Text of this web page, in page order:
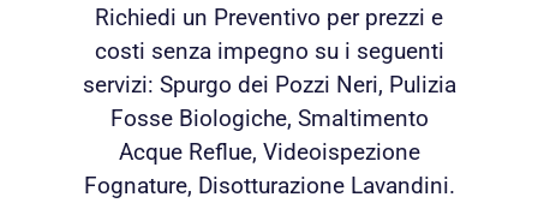
Richiedi un Preventivo per prezzi e
costi senza impegno su i seguenti
servizi: Spurgo dei Pozzi Neri, Pulizia
Fosse Biologiche, Smaltimento
Acque Reflue, Videoispezione
Fognature, Disotturazione Lavandini.